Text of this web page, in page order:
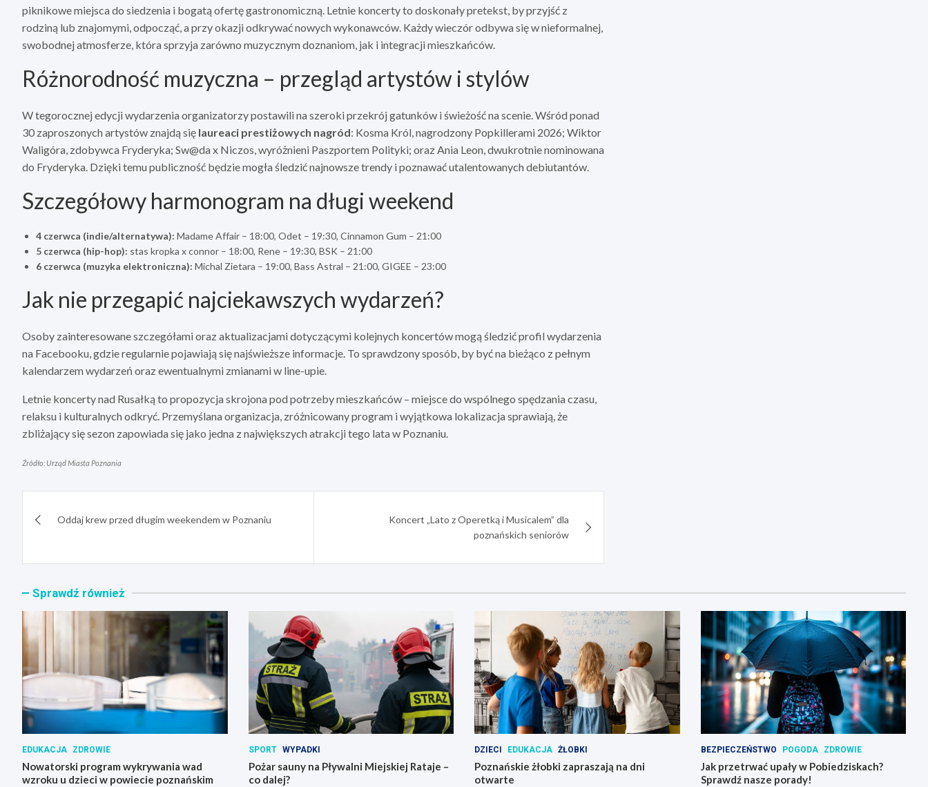
piknikowe miejsca do siedzenia i bogatą ofertę gastronomiczną. Letnie koncerty to doskonały pretekst, by przyjść z
rodziną lub znajomymi, odpocząć, a przy okazji odkrywać nowych wykonawców. Każdy wieczór odbywa się w nieformalnej,
swobodnej atmosferze, która sprzyja zarówno muzycznym doznaniom, jak i integracji mieszkańców.
Różnorodność muzyczna – przegląd artystów i stylów
W tegorocznej edycji wydarzenia organizatorzy postawili na szeroki przekrój gatunków i świeżość na scenie. Wśród ponad
30 zaproszonych artystów znajdą się laureaci prestiżowych nagród: Kosma Król, nagrodzony Popkillerami 2026; Wiktor
Waligóra, zdobywca Fryderyka; Sw@da x Niczos, wyróżnieni Paszportem Polityki; oraz Ania Leon, dwukrotnie nominowana
do Fryderyka. Dzięki temu publiczność będzie mogła śledzić najnowsze trendy i poznawać utalentowanych debiutantów.
Szczegółowy harmonogram na długi weekend
4 czerwca (indie/alternatywa): Madame Affair – 18:00, Odet – 19:30, Cinnamon Gum – 21:00
5 czerwca (hip-hop): stas kropka x connor – 18:00, Rene – 19:30, BSK – 21:00
6 czerwca (muzyka elektroniczna): Michal Zietara – 19:00, Bass Astral – 21:00, GIGEE – 23:00
Jak nie przegapić najciekawszych wydarzeń?
Osoby zainteresowane szczegółami oraz aktualizacjami dotyczącymi kolejnych koncertów mogą śledzić profil wydarzenia
na Facebooku, gdzie regularnie pojawiają się najświeższe informacje. To sprawdzony sposób, by być na bieżąco z pełnym
kalendarzem wydarzeń oraz ewentualnymi zmianami w line-upie.
Letnie koncerty nad Rusałką to propozycja skrojona pod potrzeby mieszkańców – miejsce do wspólnego spędzania czasu,
relaksu i kulturalnych odkryć. Przemyślana organizacja, zróżnicowany program i wyjątkowa lokalizacja sprawiają, że
zbliżający się sezon zapowiada się jako jedna z największych atrakcji tego lata w Poznaniu.
Źródło: Urząd Miasta Poznania
wpisuOddaj krew przed długim weekendem w Poznaniu
Koncert „Lato z Operetką i Musicalem” dla
poznańskich seniorów
Sprawdź również
EDUKACJA ZDROWIE
Nowatorski program wykrywania wad
wzroku u dzieci w powiecie poznańskim
SPORT WYPADKI
Pożar sauny na Pływalni Miejskiej Rataje –
co dalej?
DZIECI EDUKACJA ŻŁOBKI
Poznańskie żłobki zapraszają na dni
otwarte
BEZPIECZEŃSTWO POGODA ZDROWIE
Jak przetrwać upały w Pobiedziskach?
Sprawdź nasze porady!